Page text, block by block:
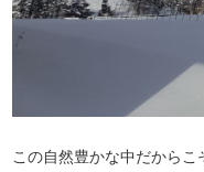
この自然豊かな中だから